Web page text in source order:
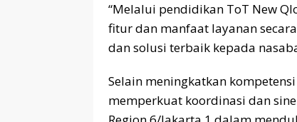
“Melalui pendidikan ToT New
fitur dan manfaat layanan
dan solusi terbaik kepada
Selain meningkatkan
memperkuat koordinasi dan